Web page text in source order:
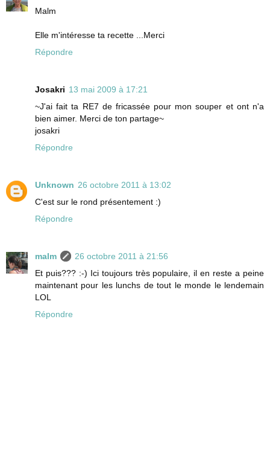
Malm
Elle m'intéresse ta recette ...Merci
Répondre
Josakri 13 mai 2009 à 17:21
~J'ai fait ta RE7 de fricassée pour mon souper et ont n'a
bien aimer. Merci de ton partage~
josakri
Répondre
Unknown 26 octobre 2011 à 13:02
C'est sur le rond présentement :)
Répondre
malm
26 octobre 2011 à 21:56
Et puis??? :-) Ici toujours très populaire, il en reste a peine
maintenant pour les lunchs de tout le monde le lendemain
LOL
Répondre